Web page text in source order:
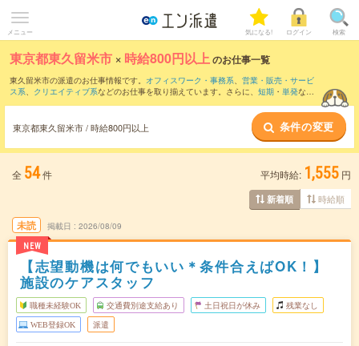
メニュー 気になる! ログイン 検索
東京都東久留米市 × 時給800円以上のお仕事一覧
東久留米市の派遣のお仕事情報です。 オフィスワーク・事務系、 営業・販売・サービ
ス系、 クリエイティブ系などのお仕事を取り揃えています。さらに、 短期 ・ 単発など
時給1250円以上・1800円以上の求人はこちら
当サイトでは法令を遵守し、最低賃金以上の求人のみを掲載しています。
東京都東久留米市 / 時給800円以上 条件の変更
全 54件 平均時給: 1,555 円
新着順 時給順
未読
NEW
掲載日 2026/08/09
【志望動機は何でもいい＊条件合えばOK！】
施設のケアスタッフ
職種未経験OK 交通費別途支給あり 土日祝日が休み 残業なし
WEB登録OK 派遣